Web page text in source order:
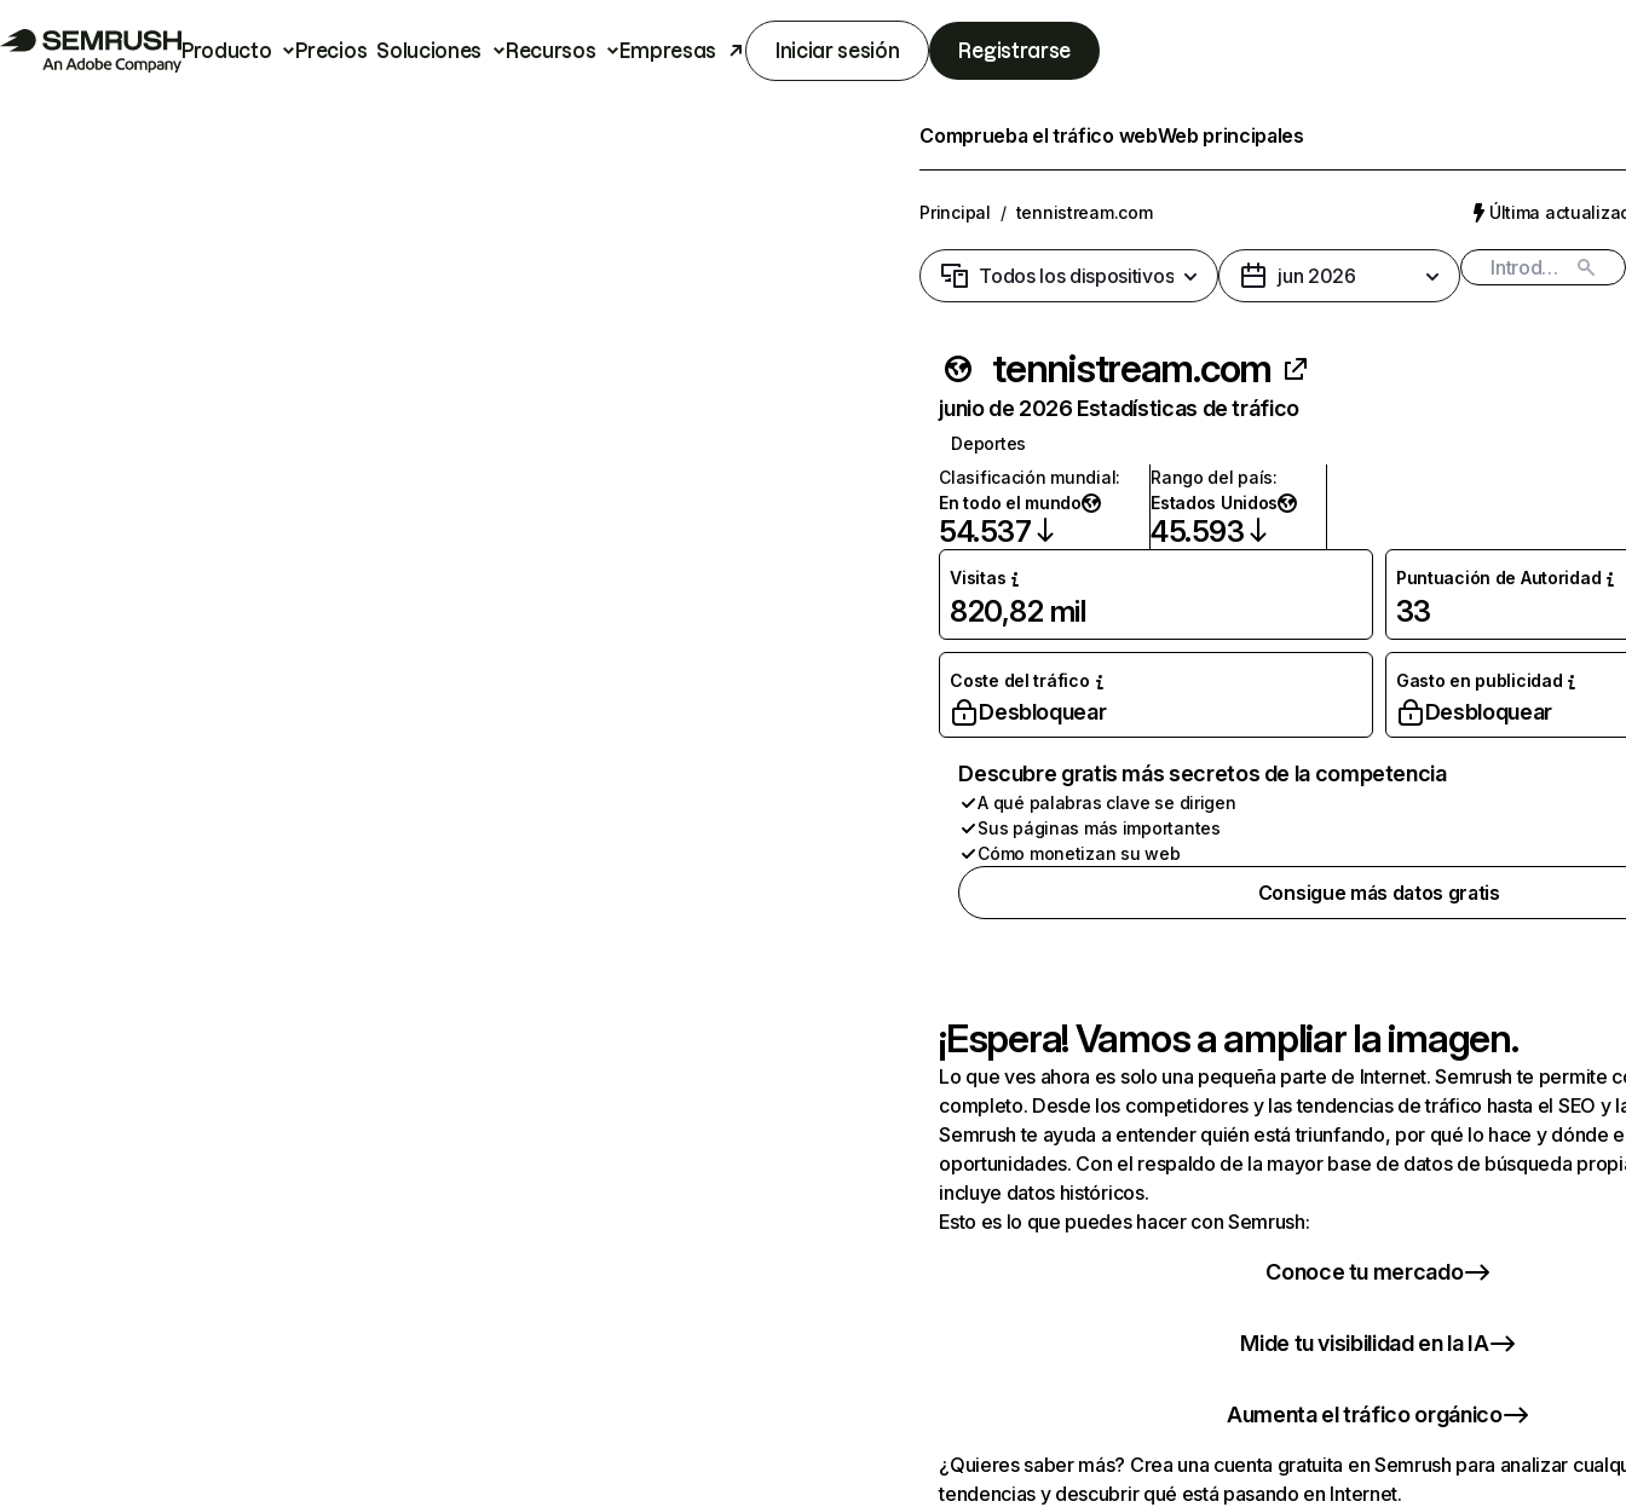
Producto Precios Soluciones Recursos Empresas Iniciar sesión Registrarse
Comprueba el tráfico webWeb principales
Principal / tennistream.com Última
Todos los dispositivos jun 2026
tennistream.com
junio de 2026 Estadísticas de tráfico
Deportes
Clasificación mundial:
En todo el mundo
54.537
Rango del país:
Estados Unidos
45.593
Visitas
820,82 mil
Puntuación de Autoridad
33
Coste del tráfico
Desbloquear
Gasto en publicidad
Desbloquear
Descubre gratis más secretos de la competencia
A qué palabras clave se dirigen
Sus páginas más importantes
Cómo monetizan su web
Consigue más datos gratis
¡Espera! Vamos a ampliar la imagen.
Lo que ves ahora es solo una pequeña parte de Internet. Semrush te permite
completo. Desde los competidores y las tendencias de tráfico hasta el SEO y
Semrush te ayuda a entender quién está triunfando, por qué lo hace y dónde
oportunidades. Con el respaldo de la mayor base de datos de búsqueda
incluye datos históricos.
Esto es lo que puedes hacer con Semrush:
Conoce tu mercado
Mide tu visibilidad en la IA
Aumenta el tráfico orgánico
¿Quieres saber más? Crea una cuenta gratuita en Semrush para analizar
tendencias y descubrir qué está pasando en Internet.